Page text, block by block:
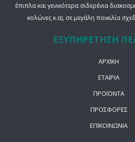
έπιπλα και γενικότερα σιδερένια
κολώνες κ.α), σε μεγάλη ποικιλία
ΕΞΥΠΗΡΕΤΗΣΗ
ΑΡΧΙΚΗ
ΕΤΑΙΡΙΑ
ΠΡΟΪΟΝΤΑ
ΠΡΟΣΦΟΡΕΣ
ΕΠΙΚΟΙΝΩΝΙΑ